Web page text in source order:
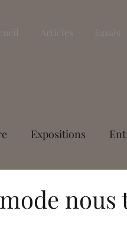
Articles Essais
Expositions